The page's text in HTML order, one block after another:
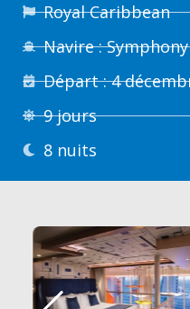
Royal Caribbean
Navire :
Départ : 4
9 jours
8 nuits